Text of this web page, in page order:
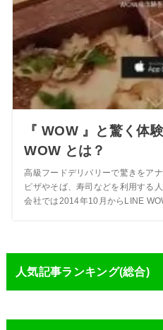
『 WOW 』と驚く体
WOW とは？
高級フードデリバリーで驚きをア
ピザやそば、寿司などを利用す
会社では2014年10月からLINE
人気記事ランキング(総合)